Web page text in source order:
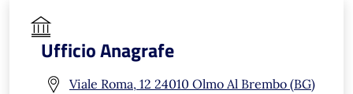
Ufficio Anagrafe
Viale Roma, 12 24010 Olmo Al Brembo (BG)